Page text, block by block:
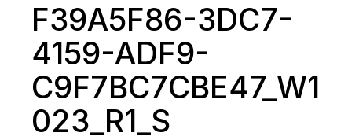
F39A5F86-3DC7-
4159-ADF9-
C9F7BC7CBE47_W1
023_R1_S